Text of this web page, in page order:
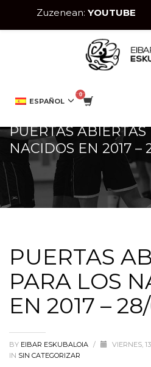
ESPAÑOL
PUERTAS ABIERTAS PARA LOS
PUERTAS ABIERTAS
NACIDOS EN 2017 –
PUERTAS
PARA LOS
EN 2017 –
BY EIBAR ESKUBALOIA / VIERNES,
IN SIN CATEGORIZAR
Zuzenean: YOUTUBE